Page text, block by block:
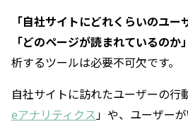
「自社サイトにどれくらいのユー
「どのページが読まれているのか」
析するツールは必要不可欠です。
自社サイトに訪れたユーザーの行
eアナリティクス 」や、ユーザー